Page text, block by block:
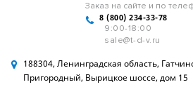
Заказ на сайте и по
8 (800) 234-33-78
9:00-18:00
sale@t-d-v.ru
188304, Ленинградская область,
Пригородный, Вырицкое шоссе, дом 15